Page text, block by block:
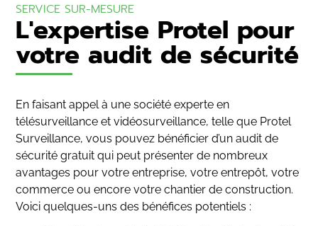
SERVICE SUR-MESURE
L'expertise Protel pour
votre audit de sécurité
En faisant appel à une société experte en
télésurveillance et vidéosurveillance, telle que Protel
Surveillance, vous pouvez bénéficier d’un audit de
sécurité gratuit qui peut présenter de nombreux
avantages pour votre entreprise, votre entrepôt, votre
commerce ou encore votre chantier de construction.
Voici quelques-uns des bénéfices potentiels :